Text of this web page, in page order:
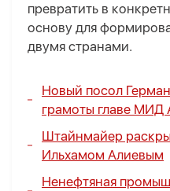
превратить в
основу для
двумя странами.
Новый посол
грамоты главе МИД
Штайнмайер
Ильхамом Алиевым
Ненефтяная